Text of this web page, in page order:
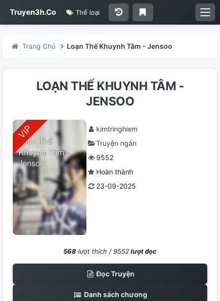
Truyen3h.Co Thể loại
Trang Chủ Loạn Thế Khuynh Tâm - Jensoo
LOẠN THẾ KHUYNH TÂM -
JENSOO
kimtringhiem
Truyện ngắn
9552
Hoàn thành
23-09-2025
568 lượt thích /9552lượt đọc
Đọc Truyện
Danh sách chương